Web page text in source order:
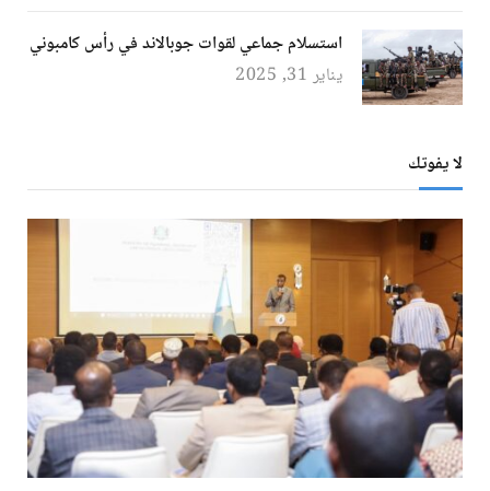
استسلام جماعي لقوات جوبالاند في رأس كامبوني
يناير 31, 2025
لا يفوتك